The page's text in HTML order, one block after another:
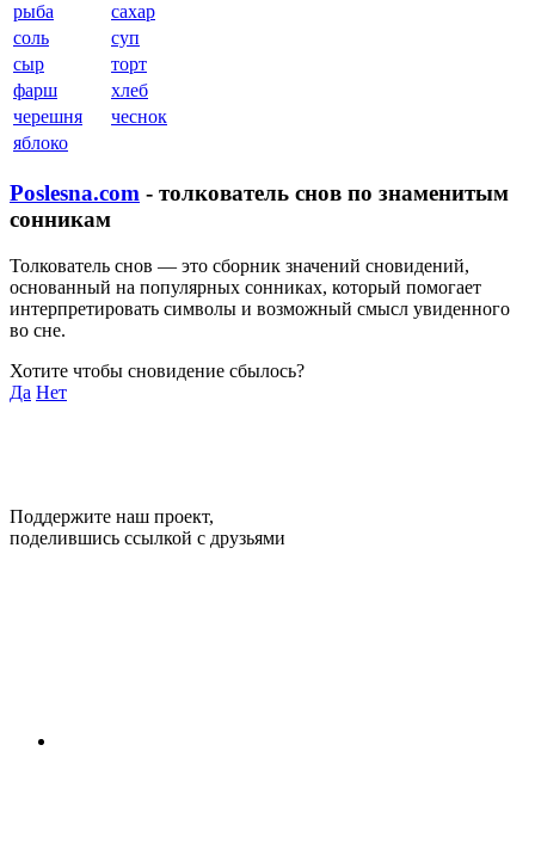
рыба
сахар
соль
суп
сыр
торт
фарш
хлеб
черешня
чеснок
яблоко
Poslesna.com - толкователь снов по знаменитым
сонникам
Толкователь снов — это сборник значений сновидений,
основанный на популярных сонниках, который помогает
интерпретировать символы и возможный смысл увиденного
во сне.
Хотите чтобы сновидение сбылось?
Да Нет
Поддержите наш проект,
поделившись ссылкой с друзьями